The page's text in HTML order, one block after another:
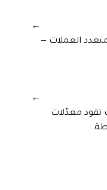
→
العملات —
→
تقود معدّلات